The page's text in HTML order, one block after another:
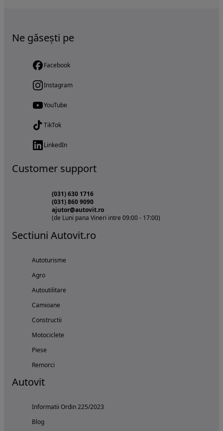
Ne găsești pe
Facebook
Instagram
YouTube
TikTok
LinkedIn
Customer support
(031) 630 1716
(031) 860 9090
ajutor@autovit.ro
(de Luni pana Vineri intre 09:00 - 17:00)
Sectiuni Autovit.ro
Autoturisme
Agro
Autoutilitare
Camioane
Constructii
Motociclete
Piese
Remorci
Autovit
Informatii Ordin 225/2023
Blog